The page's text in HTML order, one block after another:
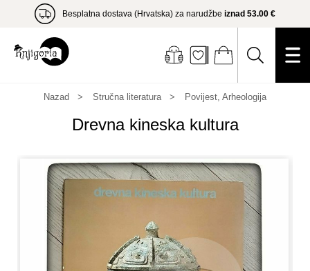
Besplatna dostava (Hrvatska) za narudžbe iznad 53.00 €
Nazad Stručna literatura Povijest, Arheologija
Drevna kineska kultura